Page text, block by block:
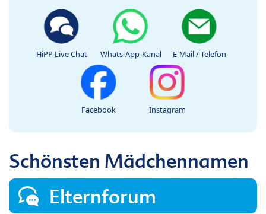
HiPP Live Chat Whats-App-Kanal E-Mail / Telefon
Facebook Instagram
Schönsten Mädchennamen
Elternforum